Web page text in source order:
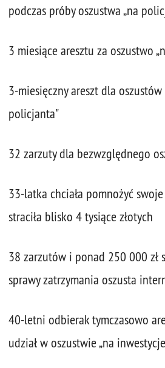
podczas próby oszustwa „na
3 miesiące aresztu za oszustwo
3-miesięczny areszt dla
policjanta"
32 zarzuty dla bezwzględnego
33-latka chciała pomnożyć
straciła blisko 4 tysiące złotych
38 zarzutów i ponad 250 000 zł
sprawy zatrzymania oszusta
40-letni odbierak tymczasowo
udział w oszustwie „na